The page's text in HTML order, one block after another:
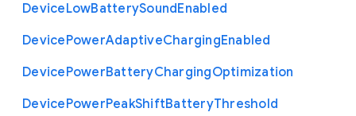
DeviceLowBatterySoundEnabled
DevicePowerAdaptiveChargingEnabled
DevicePowerBatteryChargingOptimization
DevicePowerPeakShiftBatteryThreshold